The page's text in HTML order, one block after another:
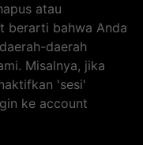
atau
berarti bahwa Anda
daerah
Misalnya, jika
'sesi'
ke account